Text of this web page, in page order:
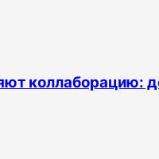
коллаборацию: